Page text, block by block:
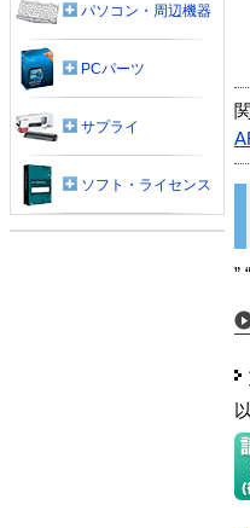
” “
パソコン・周辺機器
PCパーツ
サプライ
ソフト・ライセンス